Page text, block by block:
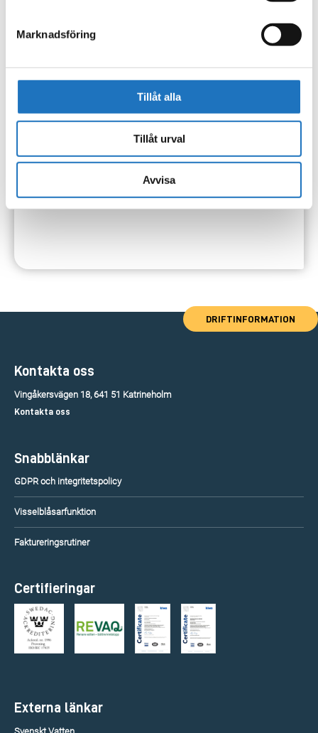
Marknadsföring
Tillåt alla
Tillåt urval
Avvisa
DRIFTINFORMATION
Kontakta oss
Vingåkersvägen 18, 641 51 Katrineholm
Kontakta oss
Snabblänkar
GDPR och integritetspolicy
Visselblåsarfunktion
Faktureringsrutiner
Certifieringar
Externa länkar